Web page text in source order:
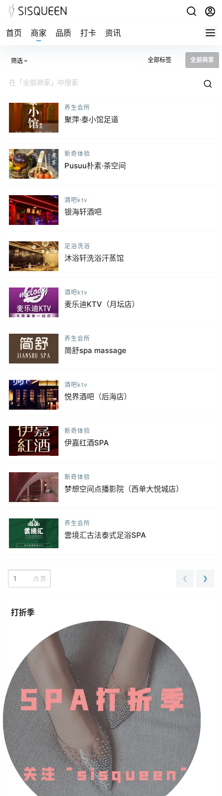
首页 商家 品质 打卡 资讯
筛选 全部标签 全部商家
养生会所
聚萍·泰小馆足道
新奇体验
Pusuu朴素·茶空间
酒吧ktv
银海轩酒吧
足浴洗浴
沐浴轩洗浴汗蒸馆
酒吧ktv
麦乐迪KTV（月坛店）
养生会所
简舒spa massage
酒吧ktv
悦界酒吧（后海店）
新奇体验
伊嘉红酒SPA
新奇体验
梦想空间点播影院（西单大悦城店）
养生会所
雲境汇古法泰式足浴SPA
/5 页 ❮ ❯
打折季